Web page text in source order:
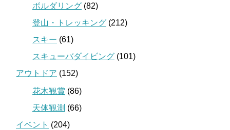
ボルダリング (82)
登山・トレッキング (212)
スキー (61)
スキューバダイビング (101)
アウトドア (152)
花木観賞 (86)
天体観測 (66)
イベント (204)